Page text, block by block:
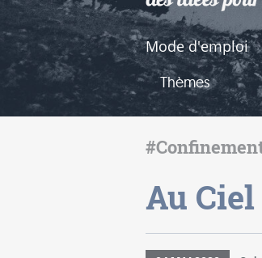
Mode d'emploi
Thèmes
Au